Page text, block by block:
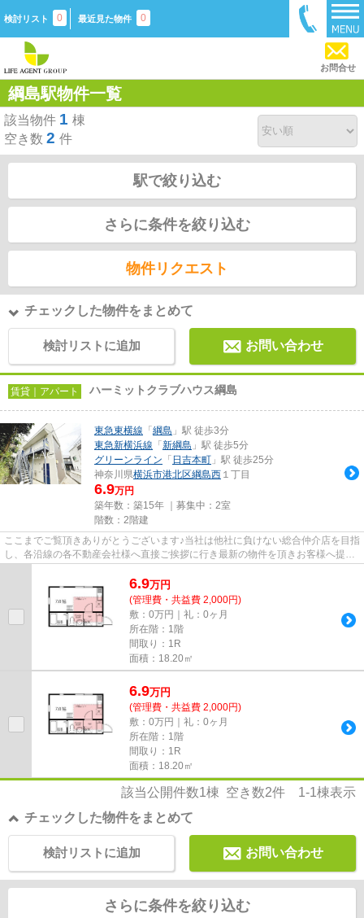
検討リスト 0 最近見た物件 0
お問合せ
綱島駅物件一覧
該当物件 1 棟
空き数 2 件
駅で絞り込む
さらに条件を絞り込む
物件リクエスト
チェックした物件をまとめて
検討リストに追加 お問い合わせ
賃貸｜アパート ハーミットクラブハウス綱島
東急東横線 「 綱島 」駅 徒歩3分
東急新横浜線 「 新綱島 」駅 徒歩5分
グリーンライン 「 日吉本町 」駅 徒歩25分
神奈川県横浜市港北区綱島西 １丁目
6.9万円
築年数：築15年 ｜募集中： 2室
階数：2階建
ここまでご覧頂きありがとうございます♪当社は他社に負けない総合仲介店を目指
し、各沿線の各不動産会社様へ直接ご挨拶に行き最新の物件を頂きお客様へ提供
6.9万円
(管理費・共益費 2,000円)
敷：0万円｜礼：0ヶ月
所在階：1階
間取り：1R
面積：18.20㎡
6.9万円
(管理費・共益費 2,000円)
敷：0万円｜礼：0ヶ月
所在階：1階
間取り：1R
面積：18.20㎡
該当公開件数1棟 空き数2件 1-1棟表示
チェックした物件をまとめて
お問い合わせ
検討リストに追加
さらに条件を絞り込む